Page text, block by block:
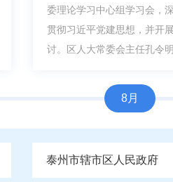
委理论学习中心组学习会，
贯彻习近平党建思想，并开
讨。区人大常委会主任孔令明
8月
泰州市辖市区人民政府